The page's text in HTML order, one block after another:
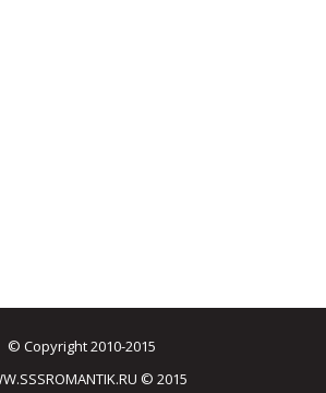
© Copyright 2010-2015
© 2015